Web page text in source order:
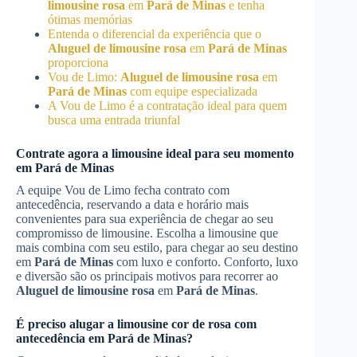
limousine rosa em Pará de Minas e tenha
ótimas memórias
Entenda o diferencial da experiência que o
Aluguel de limousine rosa em Pará de Minas
proporciona
Vou de Limo: Aluguel de limousine rosa em
Pará de Minas com equipe especializada
A Vou de Limo é a contratação ideal para quem
busca uma entrada triunfal
Contrate agora a limousine ideal para seu momento
em Pará de Minas
A equipe Vou de Limo fecha contrato com
antecedência, reservando a data e horário mais
convenientes para sua experiência de chegar ao seu
compromisso de limousine. Escolha a limousine que
mais combina com seu estilo, para chegar ao seu destino
em Pará de Minas com luxo e conforto. Conforto, luxo
e diversão são os principais motivos para recorrer ao
Aluguel de limousine rosa em Pará de Minas.
É preciso alugar a limousine cor de rosa com
antecedência em Pará de Minas?